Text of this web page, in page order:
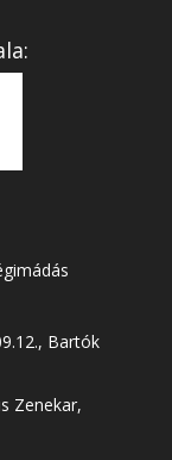
Bartók
Zenekar,